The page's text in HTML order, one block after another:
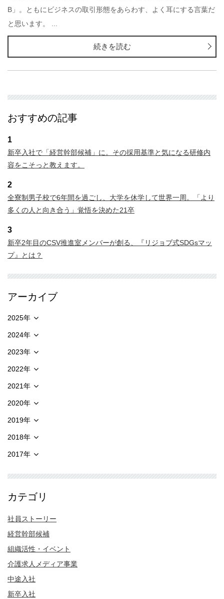
B」。ともにビジネスの取引形態をあらわす、よく耳にする言葉だ
と思います。 ...
続きを読む
おすすめの記事
1
新卒入社で「経営幹部候補」に。その採用基準と気になる研修内
容をこそっと教えます。
2
全寮制男子校で6年間を過ごし、大学を休学して世界一周。「より
多くの人と向き合う」覚悟を決めた21卒
3
新卒2年目のCSV推進室メンバーが創る、『リジョブ式SDGsマッ
プ』とは？
アーカイブ
2025年
2024年
2023年
2022年
2021年
2020年
2019年
2018年
2017年
カテゴリ
社員ストーリー
経営幹部候補
組織活性・イベント
介護求人メディア事業
中途入社
新卒入社